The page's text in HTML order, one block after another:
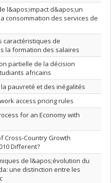
l&apos;impact d&apos;un
consommation des services de
caractéristiques de
la formation des salaires
partielle de la décision
africains
pauvreté et des inégalités
access pricing rules
for an Economy with
Cross-Country Growth
Different?
de l&apos;évolution du
une distinction entre les